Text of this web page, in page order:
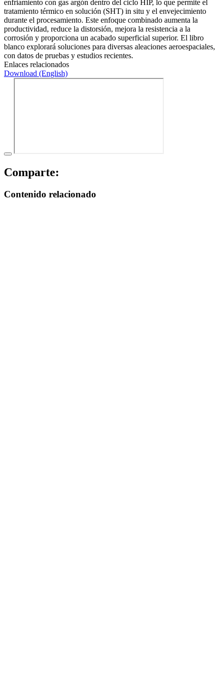
enfriamiento con gas argón dentro del ciclo HIP, lo que permite el
tratamiento térmico en solución (SHT) in situ y el envejecimiento
durante el procesamiento. Este enfoque combinado aumenta la
productividad, reduce la distorsión, mejora la resistencia a la
corrosión y proporciona un acabado superficial superior. El libro
blanco explorará soluciones para diversas aleaciones aeroespaciales,
con datos de pruebas y estudios recientes.
Enlaces relacionados
Download (English)
Comparte:
Contenido relacionado